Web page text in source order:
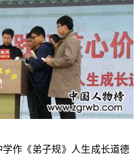
作《弟子规》人生成长道德